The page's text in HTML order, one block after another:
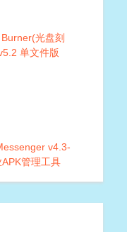
光盘刻
单文件版
v4.3-
管理工具